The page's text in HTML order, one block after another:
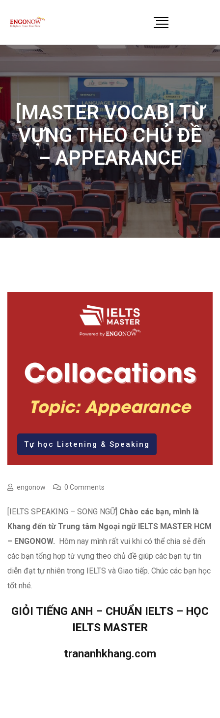
[MASTER VOCAB] TỪ
VỰNG THEO CHỦ ĐỀ
– APPEARANCE
Tự học Listening & Speaking
engonow 0 Comments
[IELTS SPEAKING – SONG NGỮ] Chào các bạn, mình là
Khang đến từ Trung tâm Ngoại ngữ IELTS MASTER HCM
– ENGONOW. Hôm nay mình rất vui khi có thể chia sẻ đến
các bạn tổng hợp từ vựng theo chủ đề giúp các bạn tự tin
diễn đạt tự nhiên trong IELTS và Giao tiếp. Chúc các bạn học
tốt nhé.
GIỎI TIẾNG ANH – CHUẨN IELTS – HỌC
IELTS MASTER
trananhkhang.com